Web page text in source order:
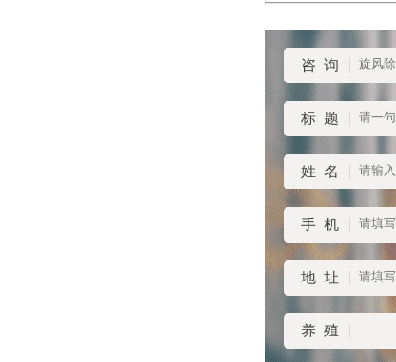
咨询
标题
姓名
手机
地址
养殖